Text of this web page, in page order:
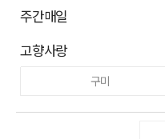
주간매일
고향사랑
구미